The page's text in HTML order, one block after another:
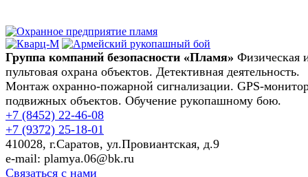
Группа компаний безопасности «Пламя» Физическая
пультовая охрана объектов. Детективная деятельность.
Монтаж охранно-пожарной сигнализации. GPS-
подвижных объектов. Обучение рукопашному бою.
+7 (8452) 22-46-08
+7 (9372) 25-18-01
410028, г.Саратов, ул.Провиантская, д.9
e-mail: plamya.06@bk.ru
Связаться с нами